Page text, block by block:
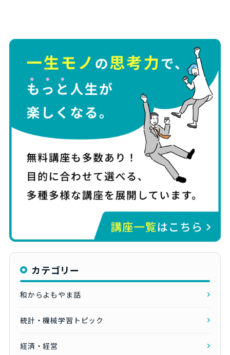
カテゴリー
和からよもやま話
統計・機械学習トピック
経済・経営